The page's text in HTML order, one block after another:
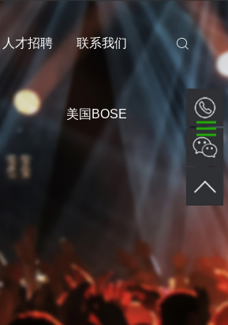
人才招聘 联系我们
美国BOSE